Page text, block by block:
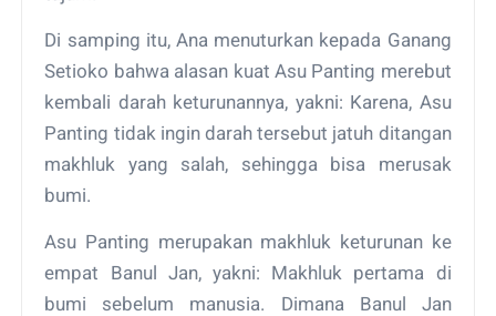
Di samping itu, Ana menuturkan kepada Ganang
Setioko bahwa alasan kuat Asu Panting merebut
kembali darah keturunannya, yakni: Karena, Asu
Panting tidak ingin darah tersebut jatuh ditangan
makhluk yang salah, sehingga bisa merusak
bumi.
Asu Panting merupakan makhluk keturunan ke
empat Banul Jan, yakni: Makhluk pertama di
bumi sebelum manusia. Dimana Banul Jan